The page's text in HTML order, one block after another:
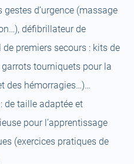
d’urgence (massage
défibrillateur de
premiers secours : kits de
tourniquets pour la
des hémorragies…)…
: de taille adaptée et
pour l’apprentissage
(exercices pratiques de